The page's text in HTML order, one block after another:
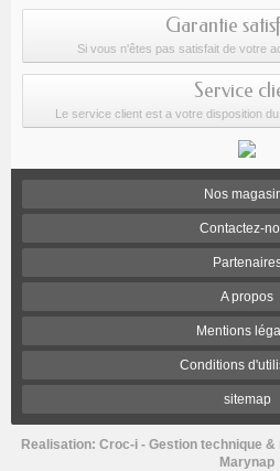
Garantie
Si vous n'êtes pas satisfait de votre
Service
Le service client est a votre disposition
Nos
Contactez-
A propos
Mentions
Conditions
sitemap
Realisation: Croc-i- Gestion technique &
Marynap